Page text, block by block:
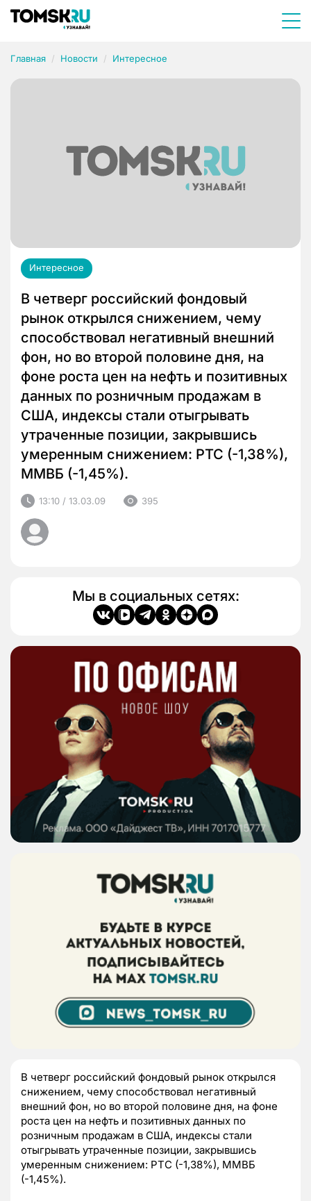
Главная Новости Интересное
Интересное
В четверг российский фондовый
рынок открылся снижением, чему
способствовал негативный внешний
фон, но во второй половине дня, на
фоне роста цен на нефть и позитивных
данных по розничным продажам в
США, индексы стали отыгрывать
утраченные позиции, закрывшись
умеренным снижением: РТС (-1,38%),
ММВБ (-1,45%).
13:10 / 13.03.09 395
Мы в социальных сетях:
В четверг российский фондовый рынок открылся
снижением, чему способствовал негативный
внешний фон, но во второй половине дня, на фоне
роста цен на нефть и позитивных данных по
розничным продажам в США, индексы стали
отыгрывать утраченные позиции, закрывшись
умеренным снижением: РТС (-1,38%), ММВБ
(-1,45%).